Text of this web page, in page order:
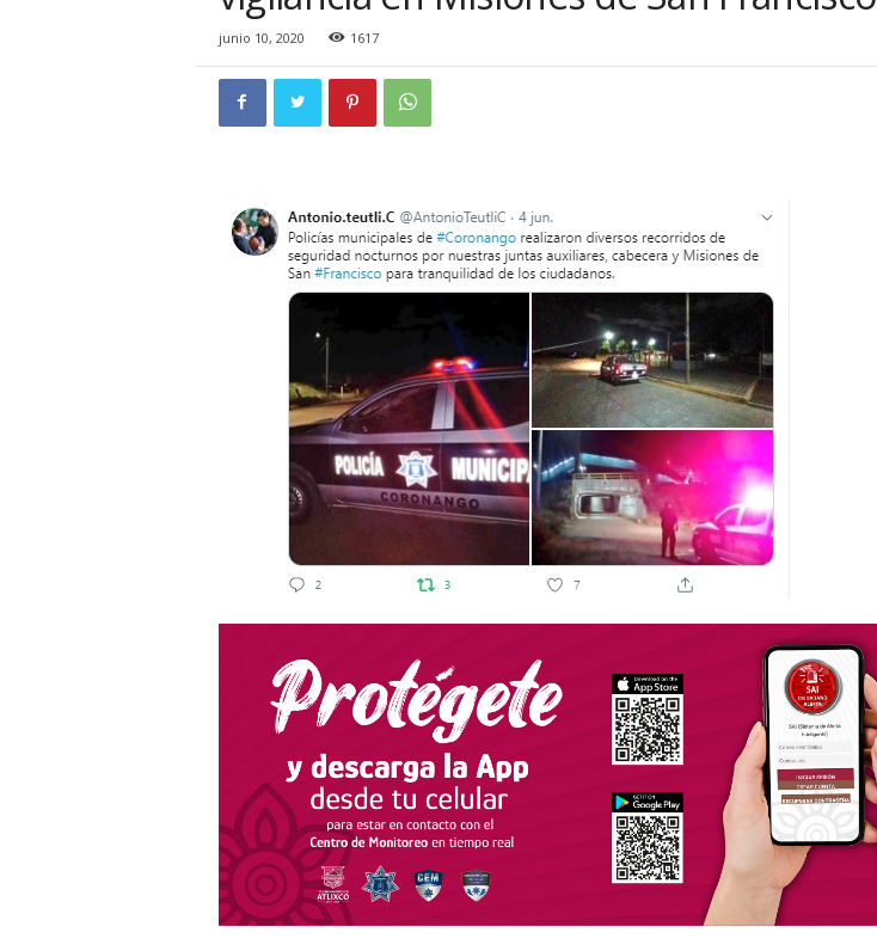
junio 10, 2020 1617